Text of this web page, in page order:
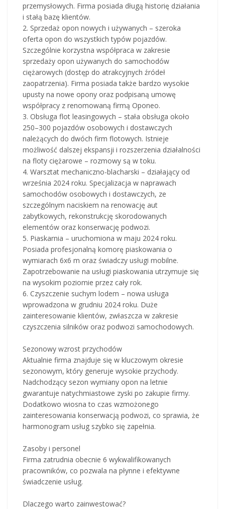
przemysłowych. Firma posiada długą historię działania
i stałą bazę klientów.
2. Sprzedaż opon nowych i używanych – szeroka
oferta opon do wszystkich typów pojazdów.
Szczególnie korzystna współpraca w zakresie
sprzedaży opon używanych do samochodów
ciężarowych (dostęp do atrakcyjnych źródeł
zaopatrzenia). Firma posiada także bardzo wysokie
upusty na nowe opony oraz podpisaną umowę
współpracy z renomowaną firmą Oponeo.
3. Obsługa flot leasingowych – stała obsługa około
250–300 pojazdów osobowych i dostawczych
należących do dwóch firm flotowych. Istnieje
możliwość dalszej ekspansji i rozszerzenia działalności
na floty ciężarowe – rozmowy są w toku.
4. Warsztat mechaniczno-blacharski – działający od
września 2024 roku. Specjalizacja w naprawach
samochodów osobowych i dostawczych, ze
szczególnym naciskiem na renowację aut
zabytkowych, rekonstrukcję skorodowanych
elementów oraz konserwację podwozi.
5. Piaskarnia – uruchomiona w maju 2024 roku.
Posiada profesjonalną komorę piaskowania o
wymiarach 6x6 m oraz świadczy usługi mobilne.
Zapotrzebowanie na usługi piaskowania utrzymuje się
na wysokim poziomie przez cały rok.
6. Czyszczenie suchym lodem – nowa usługa
wprowadzona w grudniu 2024 roku. Duże
zainteresowanie klientów, zwłaszcza w zakresie
czyszczenia silników oraz podwozi samochodowych.
Sezonowy wzrost przychodów
Aktualnie firma znajduje się w kluczowym okresie
sezonowym, który generuje wysokie przychody.
Nadchodzący sezon wymiany opon na letnie
gwarantuje natychmiastowe zyski po zakupie firmy.
Dodatkowo wiosna to czas wzmożonego
zainteresowania konserwacją podwozi, co sprawia, że
harmonogram usług szybko się zapełnia.
Zasoby i personel
Firma zatrudnia obecnie 6 wykwalifikowanych
pracowników, co pozwala na płynne i efektywne
świadczenie usług.
Dlaczego warto zainwestować?